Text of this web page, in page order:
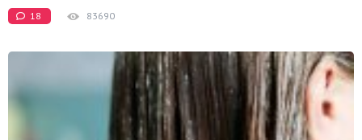
18 83690